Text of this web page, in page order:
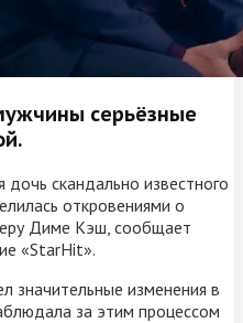
серьёзные
скандально известного
откровениями о
Диме Кэш, сообщает
«StarHit».
значительные изменения в
за этим процессом